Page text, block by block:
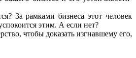
За рамками бизнеса этот человек
этим. А если нет?
чтобы доказать изгнавшему его,